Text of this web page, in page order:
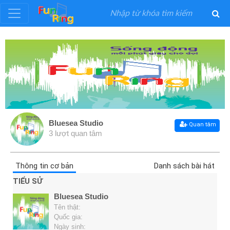
Đăng
Thể
Loại
Nghệ
Khuyến
Bluesea Studio
3 lượt quan tâm
Quan tâm
Thông tin cơ bản
Danh sách bài hát
TIỂU SỬ
Bluesea Studio
Tên thật:
Quốc gia:
Ngày sinh: